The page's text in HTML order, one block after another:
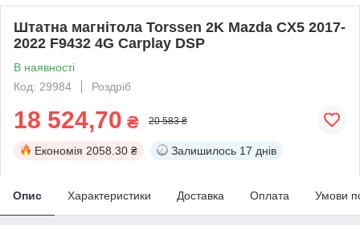
Штатна магнітола Torssen 2K Mazda CX5 2017-
2022 F9432 4G Carplay DSP
В наявності
Код: 29984
Роздріб
18 524,70 ₴ 20 583 ₴
Економія 2058.30 ₴ Залишилось 17 днів
Опис Характеристики Доставка Оплата Умови